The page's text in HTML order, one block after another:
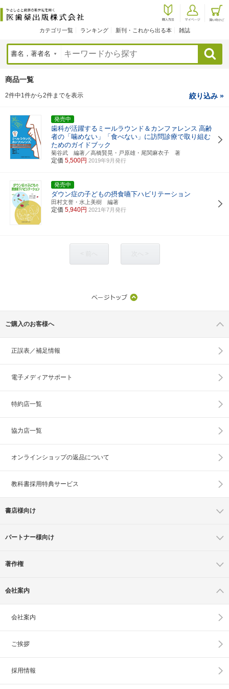
カテゴリ一覧 ランキング 新刊・これから出る本 雑誌
検索
商品一覧
2件中1件から2件までを表示 絞り込み »
発売中
歯科が活躍するミールラウンド＆カンファレンス 高齢
者の「噛めない」「食べない」に訪問診療で取り組む
ためのガイドブック
菊谷武 編著／高橋賢晃・戸原雄・尾関麻衣子 著
定価 5,500円 2019年9月発行
発売中
ダウン症の子どもの摂食嚥下ハビリテーション
田村文誉・水上美樹 編著
定価 5,940円 2021年7月発行
ご購入のお客様へ
正誤表／補足情報
電子メディアサポート
特約店一覧
協力店一覧
オンラインショップの返品について
教科書採用特典サービス
書店様向け
パートナー様向け
著作権
会社案内
会社案内
ご挨拶
採用情報